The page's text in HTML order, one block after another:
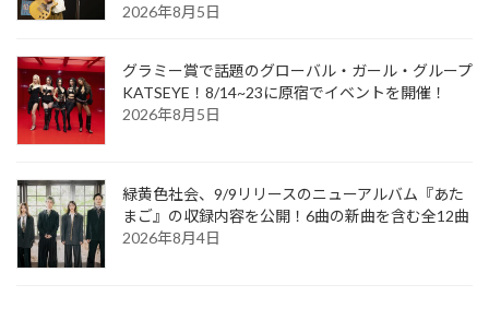
2026年8月5日
グラミー賞で話題のグローバル・ガール・グループ
KATSEYE！8/14~23に原宿でイベントを開催！
2026年8月5日
緑黄色社会、9/9リリースのニューアルバム『あた
まご』の収録内容を公開！6曲の新曲を含む全12曲
2026年8月4日